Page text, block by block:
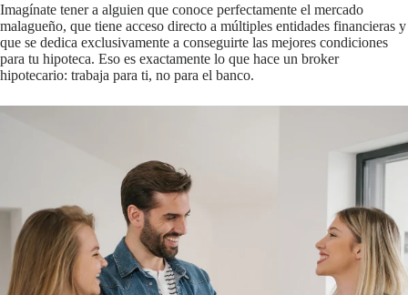
Imagínate tener a alguien que conoce perfectamente el mercado
malagueño, que tiene acceso directo a múltiples entidades financieras y
que se dedica exclusivamente a conseguirte las mejores condiciones
para tu hipoteca. Eso es exactamente lo que hace un broker
hipotecario: trabaja para ti, no para el banco.